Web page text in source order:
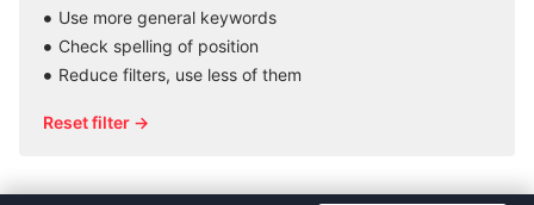
Use more general keywords
Check spelling of position
Reduce filters, use less of them
Reset filter →